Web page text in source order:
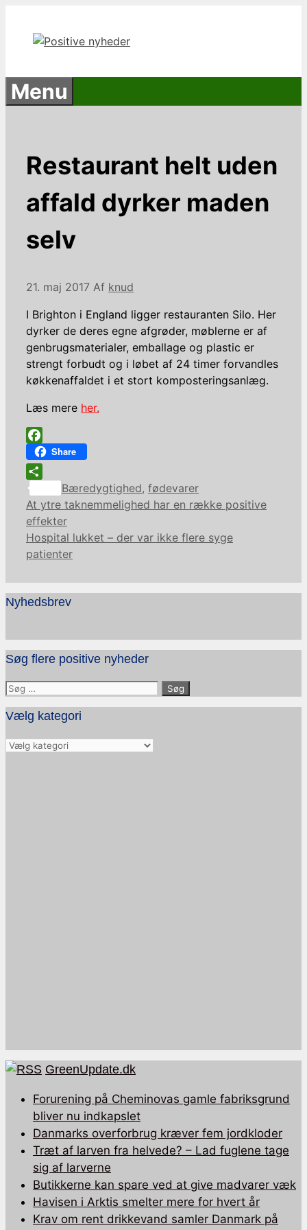
indhold
Menu
Restaurant helt uden
affald dyrker maden
selv
21. maj 2017 Af knud
I Brighton i England ligger restauranten Silo. Her
dyrker de deres egne afgrøder, møblerne er af
genbrugsmaterialer, emballage og plastic er
strengt forbudt og i løbet af 24 timer forvandles
køkkenaffaldet i et stort komposteringsanlæg.
Læs mere her.
Facebook
Share
Share
Kategorier
Bæredygtighed, fødevarer
At ytre taknemmelighed har en række positive
effekter
Hospital lukket – der var ikke flere syge
patienter
Nyhedsbrev
Søg flere positive nyheder
Søg
efter:
Vælg kategori
Vælg
GreenUpdate.dk
Forurening på Cheminovas gamle fabriksgrund
bliver nu indkapslet
Danmarks overforbrug kræver fem jordkloder
Træt af larven fra helvede? – Lad fuglene tage
sig af larverne
Butikkerne kan spare ved at give madvarer væk
Havisen i Arktis smelter mere for hvert år
Krav om rent drikkevand samler Danmark på